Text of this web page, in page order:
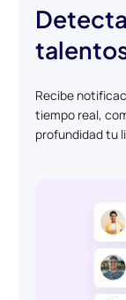
Recibe
tiempo real,
profundidad tu